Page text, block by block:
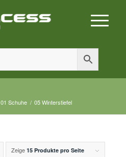
01 Schuhe / 05 Winterstiefel
Zeige 15 Produkte pro Seite